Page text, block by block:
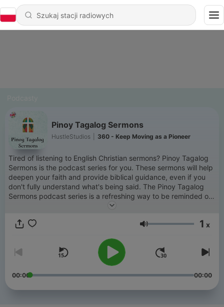
Pinoy Tagalog Sermons
HustleStudios 360 - Keep Moving as a Pioneer
Tired of listening to English Christian sermons? Pinoy Tagalog
Sermons is the podcast series for you. These sermons will help
deepen your faith and provide biblical guidance, even if you
don't fully understand what's being said. The Pinoy Tagalog
Sermons podcast series is a refreshing way to be reminded of
God's Word. The sermons are delivered by various pastors with
resonate the most with them.
📻 Listen to Hustle Studios Radio 24/7!
🎧 Live stream:https://radio.hustlestudios.ne...
Głośność 1 x
00:00 00:00